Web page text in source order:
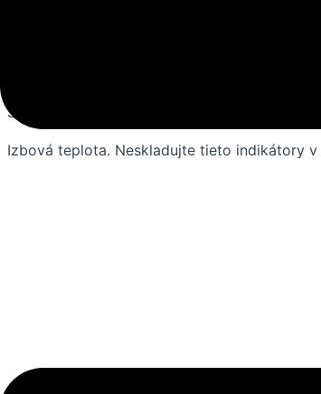
Skladovanie
Izbová teplota. Neskladujte tieto indikátory